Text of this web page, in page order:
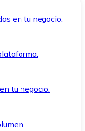
en tu negocio.
tu negocio.